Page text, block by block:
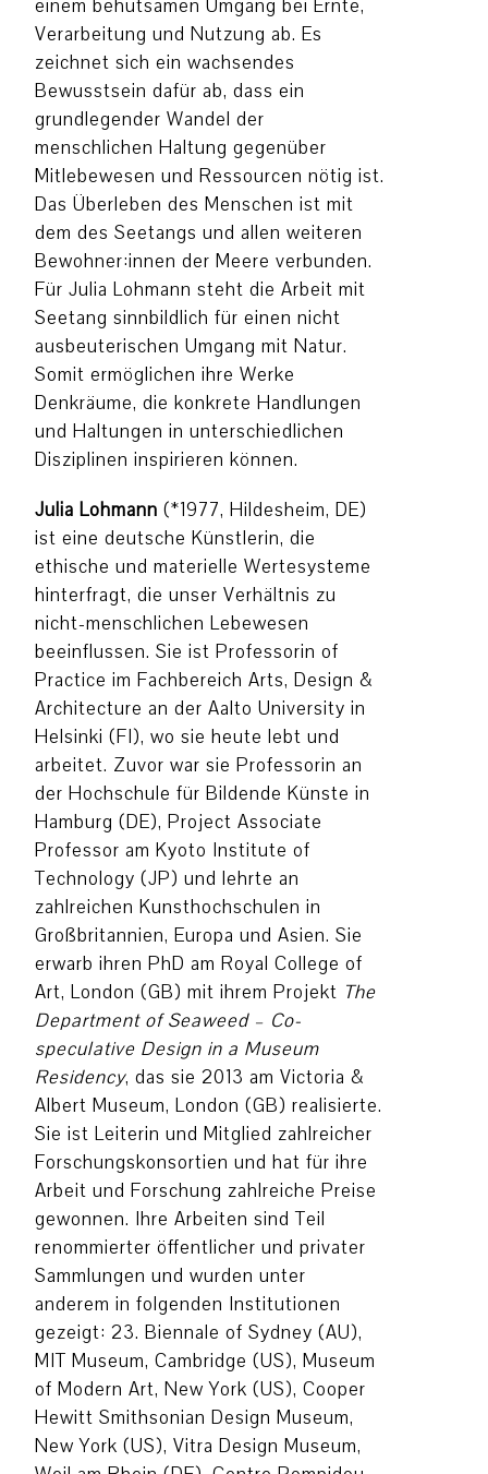
einem behutsamen Umgang bei Ernte,
Verarbeitung und Nutzung ab. Es
zeichnet sich ein wachsendes
Bewusstsein dafür ab, dass ein
grundlegender Wandel der
menschlichen Haltung gegenüber
Mitlebewesen und Ressourcen nötig ist.
Das Überleben des Menschen ist mit
dem des Seetangs und allen weiteren
Bewohner:innen der Meere verbunden.
Für Julia Lohmann steht die Arbeit mit
Seetang sinnbildlich für einen nicht
ausbeuterischen Umgang mit Natur.
Somit ermöglichen ihre Werke
Denkräume, die konkrete Handlungen
und Haltungen in unterschiedlichen
Disziplinen inspirieren können.
Julia Lohmann (*1977, Hildesheim, DE)
ist eine deutsche Künstlerin, die
ethische und materielle Wertesysteme
hinterfragt, die unser Verhältnis zu
nicht-menschlichen Lebewesen
beeinflussen. Sie ist Professorin of
Practice im Fachbereich Arts, Design &
Architecture an der Aalto University in
Helsinki (FI), wo sie heute lebt und
arbeitet. Zuvor war sie Professorin an
der Hochschule für Bildende Künste in
Hamburg (DE), Project Associate
Professor am Kyoto Institute of
Technology (JP) und lehrte an
zahlreichen Kunsthochschulen in
Großbritannien, Europa und Asien. Sie
erwarb ihren PhD am Royal College of
Art, London (GB) mit ihrem Projekt The
Department of Seaweed – Co-
speculative Design in a Museum
Residency, das sie 2013 am Victoria &
Albert Museum, London (GB) realisierte.
Sie ist Leiterin und Mitglied zahlreicher
Forschungskonsortien und hat für ihre
Arbeit und Forschung zahlreiche Preise
gewonnen. Ihre Arbeiten sind Teil
renommierter öffentlicher und privater
Sammlungen und wurden unter
anderem in folgenden Institutionen
gezeigt: 23. Biennale of Sydney (AU),
MIT Museum, Cambridge (US), Museum
of Modern Art, New York (US), Cooper
Hewitt Smithsonian Design Museum,
New York (US), Vitra Design Museum,